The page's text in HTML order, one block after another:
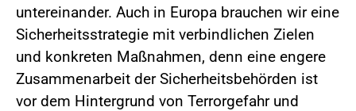
untereinander. Auch in Europa brauchen wir eine
Sicherheitsstrategie mit verbindlichen Zielen
und konkreten Maßnahmen, denn eine engere
Zusammenarbeit der Sicherheitsbehörden ist
vor dem Hintergrund von Terrorgefahr und